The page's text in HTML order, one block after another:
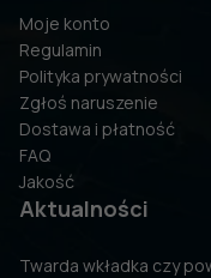
Moje konto
Regulamin
Polityka prywatności
Zgłoś naruszenie
Dostawa i płatność
FAQ
Jakość
Aktualności
Twarda wkładka czy